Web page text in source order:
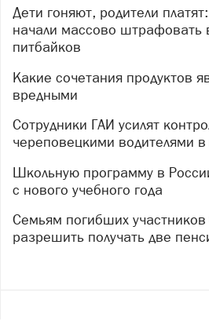
Дети гоняют, родители платят: в Череповце
начали массово штрафовать
питбайков
Какие сочетания продуктов являются самыми
вредными
Сотрудники ГАИ усилят контроль за
череповецкими водителями
Школьную программу в России серьезно изменят
с нового учебного года
Семьям погибших участников СВО хотят
разрешить получать две